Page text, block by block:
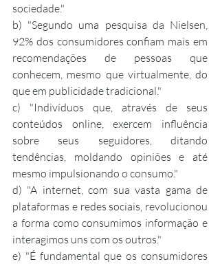
sociedade."
b) "Segundo uma pesquisa da Nielsen,
92% dos consumidores confiam mais em
recomendações de pessoas que
conhecem, mesmo que virtualmente, do
que em publicidade tradicional."
c) "Indivíduos que, através de seus
conteúdos online, exercem influência
sobre seus seguidores, ditando
tendências, moldando opiniões e até
mesmo impulsionando o consumo."
d) "A internet, com sua vasta gama de
plataformas e redes sociais, revolucionou
a forma como consumimos informação e
interagimos uns com os outros."
e) "É fundamental que os consumidores